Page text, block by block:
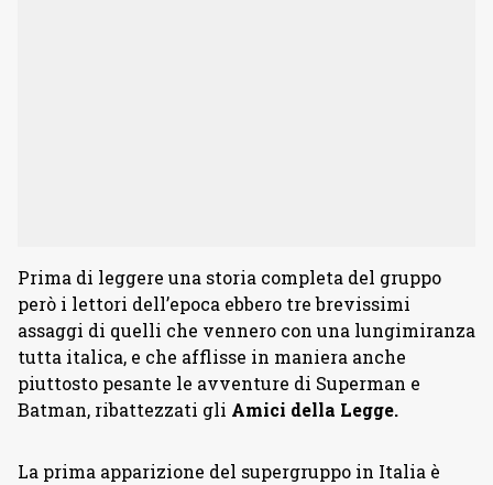
Prima di leggere una storia completa del gruppo
però i lettori dell’epoca ebbero tre brevissimi
assaggi di quelli che vennero con una lungimiranza
tutta italica, e che afflisse in maniera anche
piuttosto pesante le avventure di Superman e
Batman, ribattezzati gli Amici della Legge.
La prima apparizione del supergruppo in Italia è